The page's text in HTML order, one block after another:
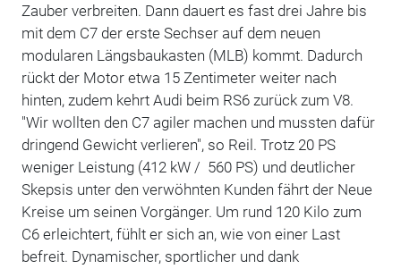
Zauber verbreiten. Dann dauert es fast drei Jahre bis
mit dem C7 der erste Sechser auf dem neuen
modularen Längsbaukasten (MLB) kommt. Dadurch
rückt der Motor etwa 15 Zentimeter weiter nach
hinten, zudem kehrt Audi beim RS6 zurück zum V8.
"Wir wollten den C7 agiler machen und mussten dafür
dringend Gewicht verlieren", so Reil. Trotz 20 PS
weniger Leistung (412 kW / 560 PS) und deutlicher
Skepsis unter den verwöhnten Kunden fährt der Neue
Kreise um seinen Vorgänger. Um rund 120 Kilo zum
C6 erleichtert, fühlt er sich an, wie von einer Last
befreit. Dynamischer, sportlicher und dank